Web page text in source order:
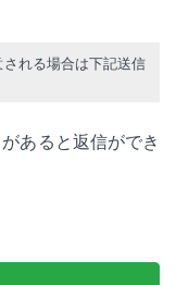
れる場合は下記送信
あると返信ができ